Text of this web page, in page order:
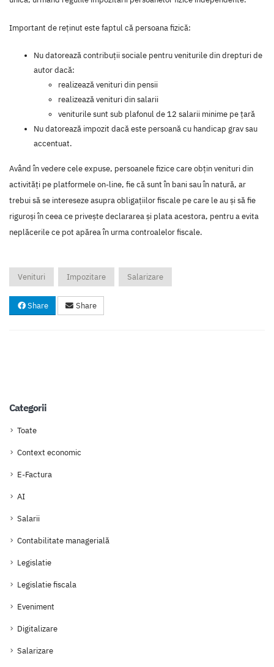
Important de reținut este faptul că persoana fizică:
Nu datorează contribuții sociale pentru veniturile din drepturi de
autor dacă:
realizează venituri din pensii
realizează venituri din salarii
veniturile sunt sub plafonul de 12 salarii minime pe țară
Nu datorează impozit dacă este persoană cu handicap grav sau
accentuat.
Având în vedere cele expuse, persoanele fizice care obțin venituri din
activități pe platformele on-line, fie că sunt în bani sau în natură, ar
trebui să se intereseze asupra obligațiilor fiscale pe care le au și să fie
riguroși în ceea ce privește declararea și plata acestora, pentru a evita
neplăcerile ce pot apărea în urma controalelor fiscale.
Venituri Impozitare Salarizare
Share Share
Categorii
Toate
Context economic
E-Factura
AI
Salarii
Contabilitate managerială
Legislatie
Legislatie fiscala
Eveniment
Digitalizare
Salarizare